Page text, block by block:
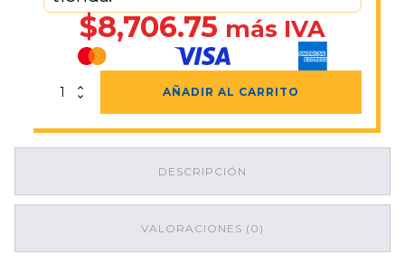
$8,706.75 más IVA
Contenedor
85x43x75
AÑADIR AL CARRITO
DESCRIPCIÓN
VALORACIONES (0)